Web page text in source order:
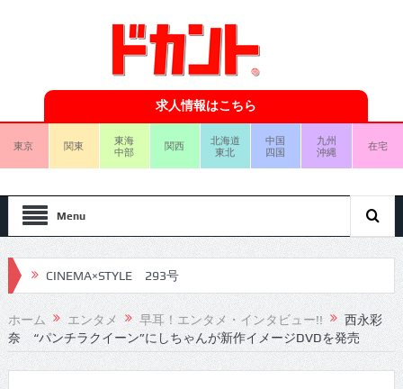
求人情報はこちら
東京 関東
東海
中部
関西
北海道
東北
中国
四国
九州
沖縄
在宅
Menu
CINEMA×STYLE 293号
CINEMA×STYLE 292号
CINEMA×STYLE 291号
ホーム エンタメ 早耳！エンタメ・インタビュー!!
西永彩
奈 “パンチラクイーン”にしちゃんが新作イメージDVDを発売